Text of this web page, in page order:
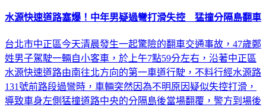
水源快速道路塞爆！中年男疑過彎打滑失控 猛撞分隔島翻車
台北市中正區今天清晨發生一起驚險的翻車交通事故，47歲鄭
姓男子駕駛一輛自小客車，於上午7點59分左右，沿著中正區
水源快速道路由南往北方向的第一車道行駛，不料行經水源路
131號前路段過彎時，車輛突然因為不明原因疑似失控打滑，
導致車身左側猛撞道路中央的分隔島後當場翻覆，警方到場後